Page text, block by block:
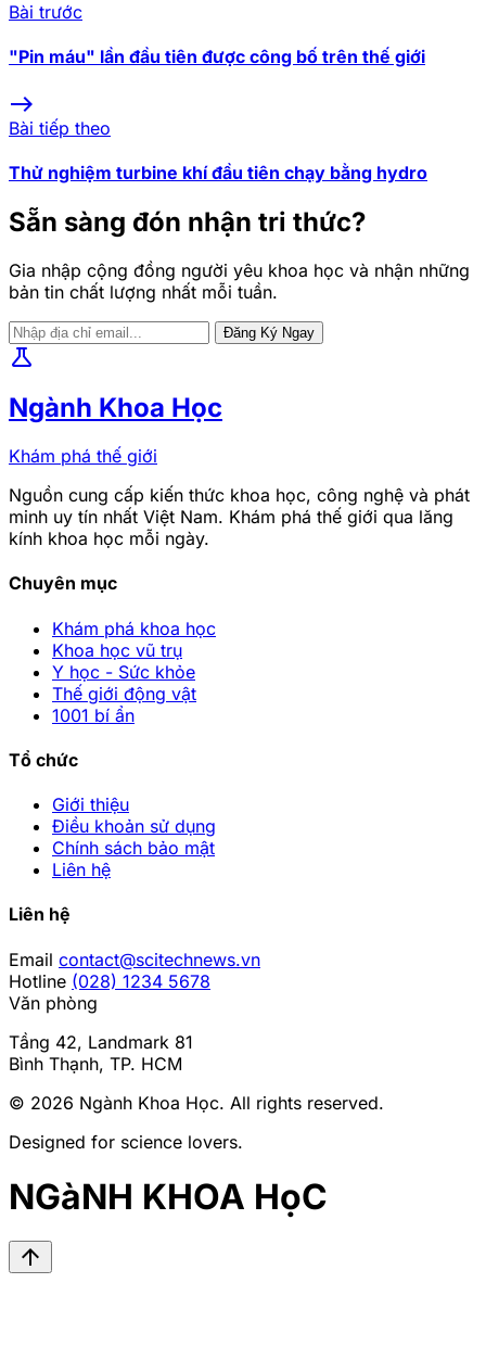
Bài trước
"Pin máu" lần đầu tiên được công bố trên thế giới
east
Bài tiếp theo
Thử nghiệm turbine khí đầu tiên chạy bằng hydro
Sẵn sàng đón nhận tri thức?
Gia nhập cộng đồng người yêu khoa học và nhận những
bản tin chất lượng nhất mỗi tuần.
Đăng Ký Ngay
science
Ngành Khoa Học
Khám phá thế giới
Nguồn cung cấp kiến thức khoa học, công nghệ và phát
minh uy tín nhất Việt Nam. Khám phá thế giới qua lăng
kính khoa học mỗi ngày.
Chuyên mục
Khám phá khoa học
Khoa học vũ trụ
Y học - Sức khỏe
Thế giới động vật
1001 bí ẩn
Tổ chức
Giới thiệu
Điều khoản sử dụng
Chính sách bảo mật
Liên hệ
Liên hệ
Email contact@scitechnews.vn
Hotline (028) 1234 5678
Văn phòng
Tầng 42, Landmark 81
Bình Thạnh, TP. HCM
© 2026 Ngành Khoa Học. All rights reserved.
Designed for science lovers.
NGàNH KHOA HọC
arrow_upward